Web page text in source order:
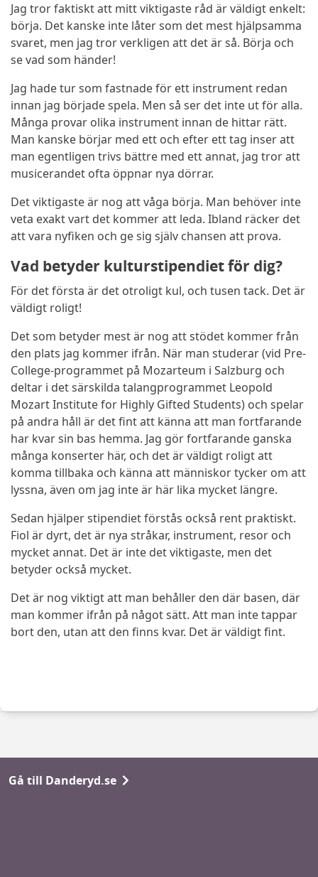
Jag tror faktiskt att mitt viktigaste råd är väldigt enkelt:
börja. Det kanske inte låter som det mest hjälpsamma
svaret, men jag tror verkligen att det är så. Börja och
se vad som händer!
Jag hade tur som fastnade för ett instrument redan
innan jag började spela. Men så ser det inte ut för alla.
Många provar olika instrument innan de hittar rätt.
Man kanske börjar med ett och efter ett tag inser att
man egentligen trivs bättre med ett annat, jag tror att
musicerandet ofta öppnar nya dörrar.
Det viktigaste är nog att våga börja. Man behöver inte
veta exakt vart det kommer att leda. Ibland räcker det
att vara nyfiken och ge sig själv chansen att prova.
Vad betyder kulturstipendiet för dig?
För det första är det otroligt kul, och tusen tack. Det är
väldigt roligt!
Det som betyder mest är nog att stödet kommer från
den plats jag kommer ifrån. När man studerar (vid Pre-
College-programmet på Mozarteum i Salzburg och
deltar i det särskilda talangprogrammet Leopold
Mozart Institute for Highly Gifted Students) och spelar
på andra håll är det fint att känna att man fortfarande
har kvar sin bas hemma. Jag gör fortfarande ganska
många konserter här, och det är väldigt roligt att
komma tillbaka och känna att människor tycker om att
lyssna, även om jag inte är här lika mycket längre.
Sedan hjälper stipendiet förstås också rent praktiskt.
Fiol är dyrt, det är nya stråkar, instrument, resor och
mycket annat. Det är inte det viktigaste, men det
betyder också mycket.
Det är nog viktigt att man behåller den där basen, där
man kommer ifrån på något sätt. Att man inte tappar
bort den, utan att den finns kvar. Det är väldigt fint.
Gå till Danderyd.se